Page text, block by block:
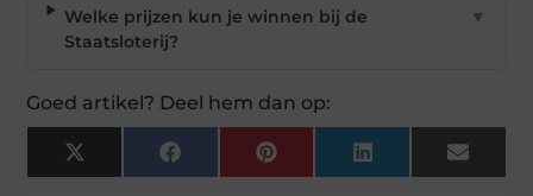
Welke prijzen kun je winnen bij de
Staatsloterij?
▼
Goed artikel? Deel hem dan op:
X
(Twitter)
Facebook Pinterest LinkedIn Email